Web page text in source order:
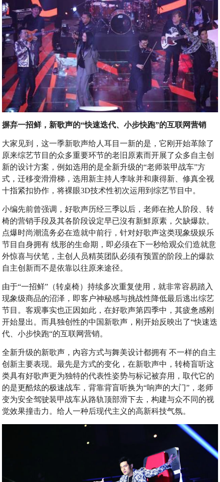
摒弃一招鲜，新歌声的“快速迭代、小步快跑”的互联网营销
大家见到，这一季新歌声给人耳目一新的是，它刚开始革除了
原来综艺节目的众多重要环节的老旧原素而开展了众多自主创
新的设计方案，例如选用的是全新升级的“老师装甲战车”方
式，迁移变滑滑梯，选用新主持人李咏并和康得新、修真全视
十指紧扣协作，将裸眼3D技术性初次运用到综艺节目中。
小编先前曾强调，好歌声历经三季以后，老师在抢人阶段、转
椅的营销手段及其各阶段设定早已沒有新鮮原素，欠缺爆款。
点爆时尚潮流务必在造就中前行，针对好歌声这类现象级娱乐
节目自身拥有 线形的生命期，即必须在下一秒给观众们造就意
外惊喜与伏笔，主创人员精英团队必须有预置的阶段上的爆款
自主创新而不是依靠以往原来途径。
由于“一招鲜”（转桌椅）持续多次重复使用，就非常容易踏入
现象级商品的沼泽，即客户神秘感与挑战性降低最后逃出综艺
节目。客观事实也正因如此，在好歌声第四季中，其疲惫感刚
开始显出。而具独创性的中国新歌声，刚开始反映出了“快速迭
代、小步快跑“的互联网营销。
全新升级的新歌声，內容方式与舞美设计都拥有 不一样的自主
创新主要表现。最先是方式的变化，在新歌声中，转椅盲听这
类具有好歌声更为独特的代表性姿势与标记被弃用，取代它的
的是更酷炫的极速战车，背靠背盲听换为“响声的大门”，老师
变为安全驾驶装甲战车从路轨顶部滑下去，构建与众不同的视
觉效果撞击力。给人一种后现代主义的高新科技气氛。